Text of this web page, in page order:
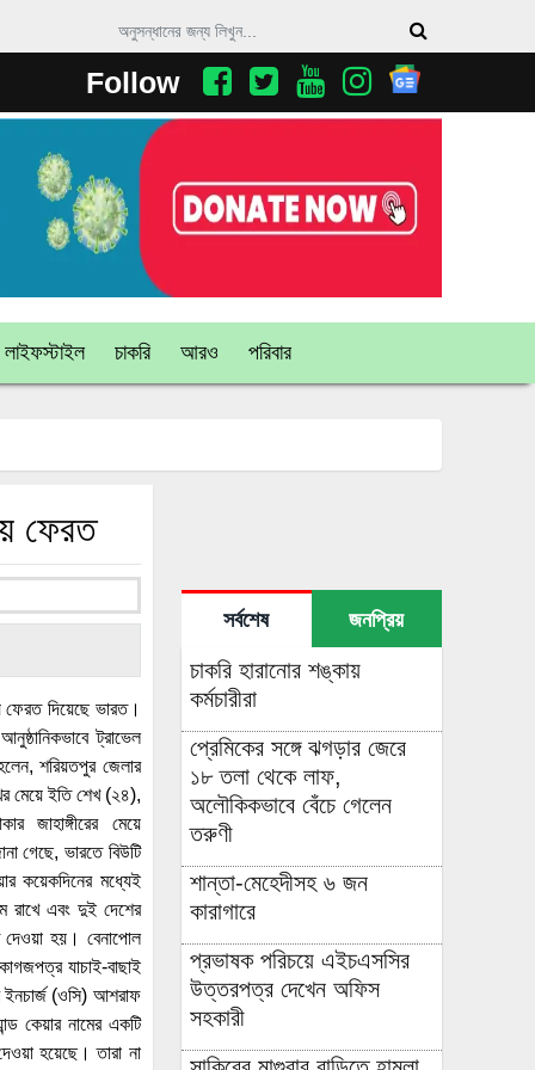
Follow
লাইফস্টাইল চাকরি আরও পরিবার
ফেরত
ফেরত দিয়েছে ভারত।
ট্রাভেল
শরিয়তপুর জেলার
মেয়ে ইতি শেখ (২৪),
জাহাঙ্গীরের মেয়ে
গেছে, ভারতে বিউটি
কয়েকদিনের মধ্যেই
রাখে এবং দুই দেশের
দেওয়া হয়। বেনাপোল
যাচাই-বাছাই
ইনচার্জ (ওসি) আশরাফ
কেয়ার নামের একটি
হয়েছে। তারা না
সর্বশেষ জনপ্রিয়
চাকরি হারানোর শঙ্কায়
কর্মচারীরা
প্রেমিকের সঙ্গে ঝগড়ার জেরে
১৮ তলা থেকে লাফ,
অলৌকিকভাবে বেঁচে গেলেন
তরুণী
শান্তা-মেহেদীসহ ৬ জন
কারাগারে
প্রভাষক পরিচয়ে এইচএসসির
উত্তরপত্র দেখেন অফিস
সহকারী